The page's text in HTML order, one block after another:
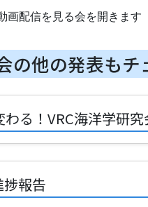
画配信を見る会を開きます
の他の発表もチ
る！VRC海洋学研
捗報告